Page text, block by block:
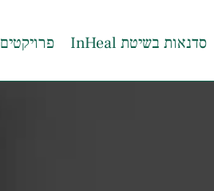
סדנאות בשיטת InHeal פרויקטים